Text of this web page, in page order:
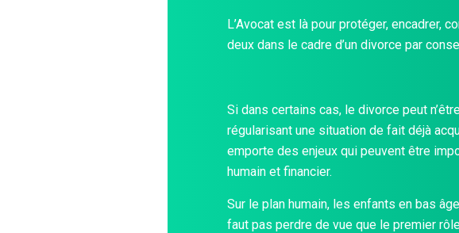
L’Avocat est là pour protéger, encadrer,
deux dans le cadre d’un divorce par
Si dans certains cas, le divorce peut
régularisant une situation de fait déjà
emporte des enjeux qui peuvent être
humain et financier.
Sur le plan humain, les enfants en bas
faut pas perdre de vue que le premier